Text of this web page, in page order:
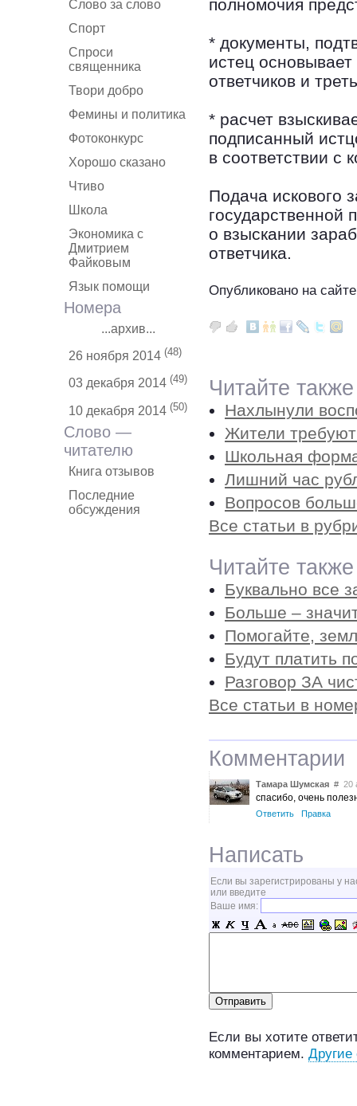
Слово за слово
Спорт
Спроси
священника
Твори добро
Фемины и политика
Фотоконкурс
Хорошо сказано
Чтиво
Школа
Экономика с
Дмитрием
Файковым
Язык помощи
Номера
...архив...
26 ноября 2014 (48)
03 декабря 2014 (49)
10 декабря 2014 (50)
Слово —
читателю
Книга отзывов
Последние
обсуждения
полномочия
* документы,
истец
ответчиков и
* расчет
подписанный
в соответствии с
Подача искового
государственной
о взыскании
ответчика.
Опубликовано на
Читайте
Нахлынули
Жители
Школьная
Лишний час
Вопросов
Все статьи в
Читайте
Буквально все
Больше –
Помогайте,
Будут платить
Разговор ЗА
Все статьи в
Комментарии
Тамара Шумская # 20
спасибо, очень
Ответить Правка
Написать
Если вы зарегистрированы у
или введите
Ваше имя:
Если вы хотите
комментарием. Другие